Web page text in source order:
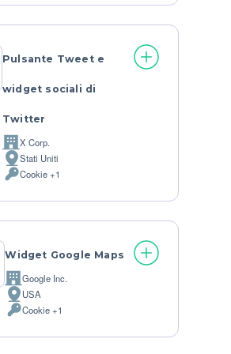
trattati:
Pulsante Tweet e
widget sociali di
Twitter
Azienda:
X Corp.
Luogo
del
Stati Uniti
Dati
trattati:
Cookie +1
Widget Google Maps
Azienda:Google Inc.
Luogo
del
USA
Dati
trattati:
Cookie +1